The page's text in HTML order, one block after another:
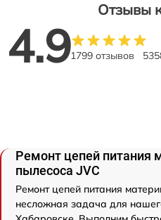
Отзывы
4.91799 отзывов
Ремонт цепей питания
пылесоса JVC
Ремонт цепей питания
несложная задача для